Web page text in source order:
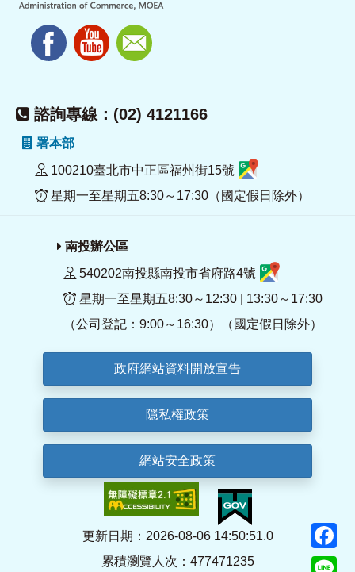
諮詢專線：(02) 4121166
署本部
100210臺北市中正區福州街15號
星期一至星期五8:30～17:30（國定假日除外）
南投辦公區
540202南投縣南投市省府路4號
星期一至星期五8:30～12:30 | 13:30～17:30
（公司登記：9:00～16:30）（國定假日除外）
政府網站資料開放宣告
隱私權政策
網站安全政策
更新日期：2026-08-06 14:50:51.0
累積瀏覽人次：477471235